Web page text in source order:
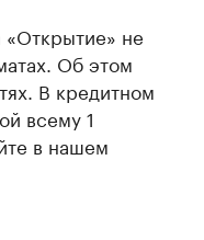
не
Об этом
В кредитном
всему 1
в нашем